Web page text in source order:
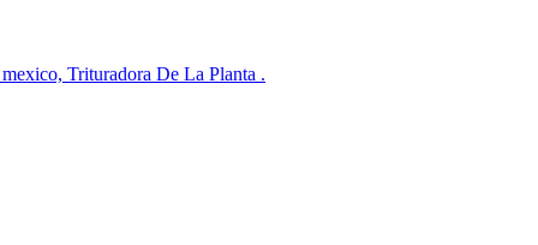
Trituradora De La Planta .